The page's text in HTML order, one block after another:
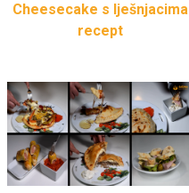
Cheesecake s lješnjacima
recept